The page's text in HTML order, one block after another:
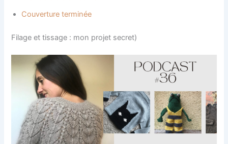
Couverture terminée
Filage et tissage : mon projet secret)